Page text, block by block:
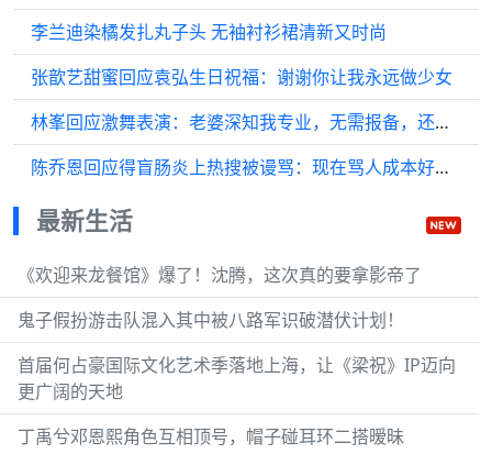
李兰迪染橘发扎丸子头 无袖衬衫裙清新又时尚
张歆艺甜蜜回应袁弘生日祝福：谢谢你让我永远做少女
林峯回应激舞表演：老婆深知我专业，无需报备，还安排女儿避开
陈乔恩回应得盲肠炎上热搜被谩骂：现在骂人成本好低，老娘没想上这种热搜
最新生活
《欢迎来龙餐馆》爆了！沈腾，这次真的要拿影帝了
鬼子假扮游击队混入其中被八路军识破潜伏计划！
首届何占豪国际文化艺术季落地上海，让《梁祝》IP迈向
更广阔的天地
丁禹兮邓恩熙角色互相顶号，帽子碰耳环二搭暧昧